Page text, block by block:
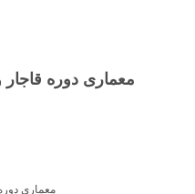
معماری دوره قاجار